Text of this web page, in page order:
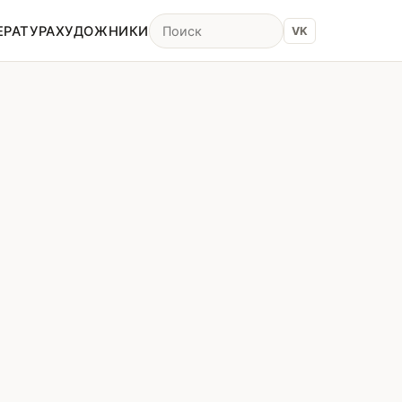
ХУДОЖНИКИ VK